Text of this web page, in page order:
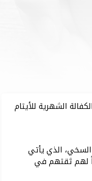
الشهرية للأيتام
الذي يأتي
لهم ثقتهم في